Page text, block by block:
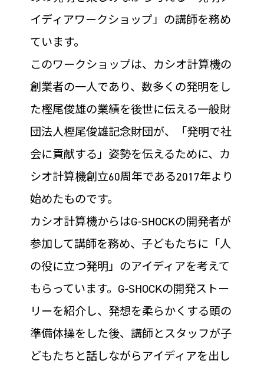
イディアワークショップ」の講師を務め
ています。
このワークショップは、カシオ計算機の
創業者の一人であり、数多くの発明をし
た樫尾俊雄の業績を後世に伝える一般財
団法人樫尾俊雄記念財団が、「発明で社
会に貢献する」姿勢を伝えるために、カ
シオ計算機創立60周年である2017年より
始めたものです。
カシオ計算機からはG-SHOCKの開発者が
参加して講師を務め、子どもたちに「人
の役に立つ発明」のアイディアを考えて
もらっています。G-SHOCKの開発ストー
リーを紹介し、発想を柔らかくする頭の
準備体操をした後、講師とスタッフが子
どもたちと話しながらアイディアを出し